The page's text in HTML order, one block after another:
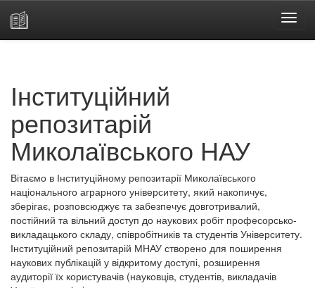
Інституційний
репозитарій
Миколаївського НАУ
Вітаємо в Інституційному репозитарії Миколаївського
національного аграрного університету, який накопичує,
зберігає, розповсюджує та забезпечує довготривалий,
постійний та вільний доступ до наукових робіт професорсько-
викладацького складу, співробітників та студентів Університету.
Інституційний репозитарій МНАУ створено для поширення
наукових публікацій у відкритому доступі, розширення
аудиторії їх користувачів (науковців, студентів, викладачів